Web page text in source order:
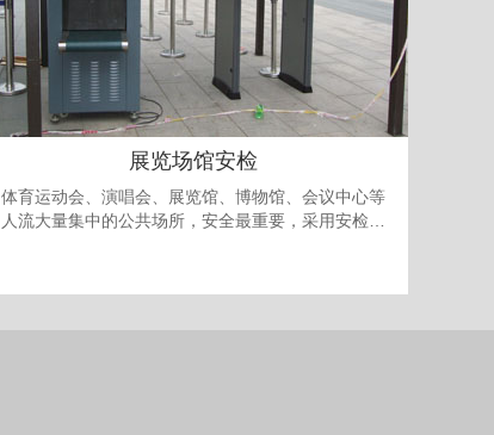
展览场馆安检
体育运动会、演唱会、展览馆、博物馆、会议中心等
人流大量集中的公共场所，安全最重要，采用安检门
时还需要考虑最多人流量的问题，以免人员过多发生